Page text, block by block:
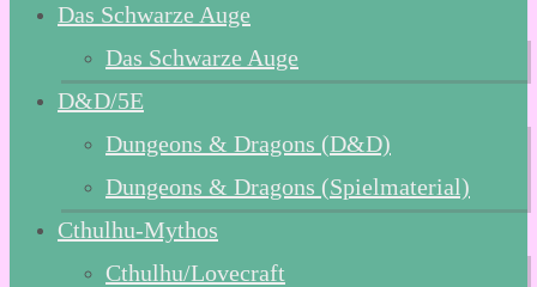
Das Schwarze Auge
Das Schwarze Auge
D&D/5E
Dungeons & Dragons (D&D)
Dungeons & Dragons (Spielmaterial)
Cthulhu-Mythos
Cthulhu/Lovecraft